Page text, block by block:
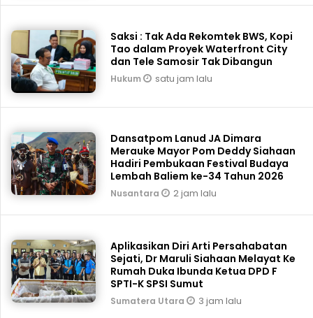
Saksi : Tak Ada Rekomtek BWS, Kopi
Tao dalam Proyek Waterfront City
dan Tele Samosir Tak Dibangun
Hukum satu jam lalu
Dansatpom Lanud JA Dimara
Merauke Mayor Pom Deddy Siahaan
Hadiri Pembukaan Festival Budaya
Lembah Baliem ke-34 Tahun 2026
Nusantara 2 jam lalu
Aplikasikan Diri Arti Persahabatan
Sejati, Dr Maruli Siahaan Melayat Ke
Rumah Duka Ibunda Ketua DPD F
SPTI-K SPSI Sumut
Sumatera Utara 3 jam lalu